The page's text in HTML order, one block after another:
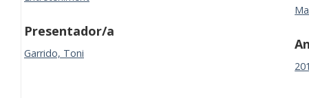
Presentador/a
Garrido, Toni